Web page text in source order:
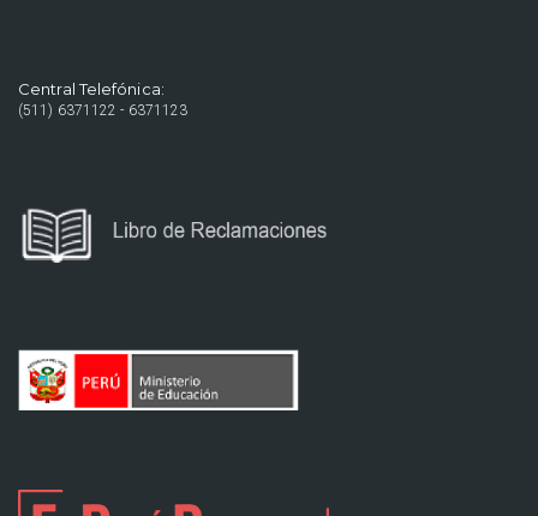
Central Telefónica:
(511) 6371122 - 6371123